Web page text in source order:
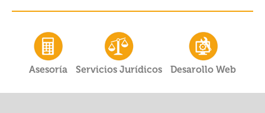
Asesoría Servicios Jurídicos Desarollo Web